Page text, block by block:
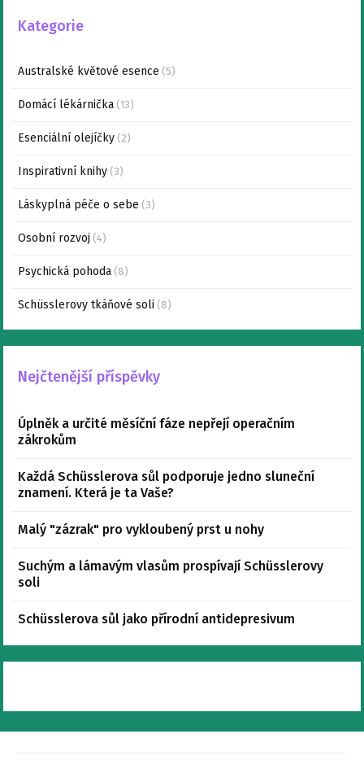
Kategorie
Australské květové esence (5)
Domácí lékárnička (13)
Esenciální olejíčky (2)
Inspirativní knihy (3)
Láskyplná péče o sebe (3)
Osobní rozvoj (4)
Psychická pohoda (8)
Schüsslerovy tkáňové soli (8)
Nejčtenější příspěvky
Úplněk a určité měsíční fáze nepřejí operačním
zákrokům
Každá Schüsslerova sůl podporuje jedno sluneční
znamení. Která je ta Vaše?
Malý "zázrak" pro vykloubený prst u nohy
Suchým a lámavým vlasům prospívají Schüsslerovy
soli
Schüsslerova sůl jako přírodní antidepresivum